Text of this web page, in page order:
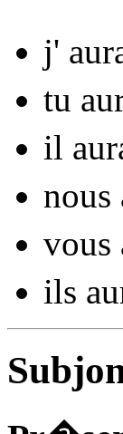
j'
tu
il
nous
vous
ils